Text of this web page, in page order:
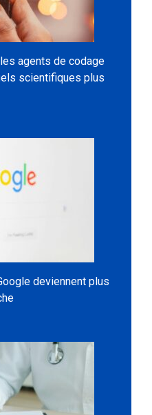
agents de codage
scientifiques plus
deviennent plus